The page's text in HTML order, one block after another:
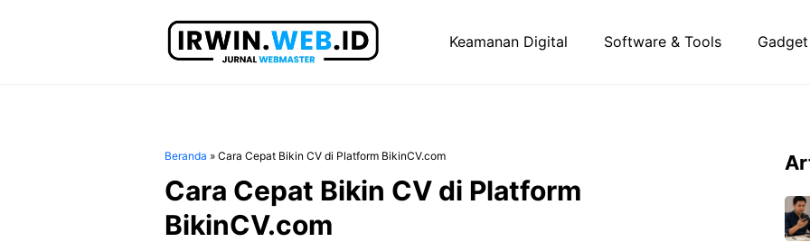
Keamanan Digital Software & Tools Gadget
Beranda » Cara Cepat Bikin CV di Platform BikinCV.com
Cara Cepat Bikin CV di Platform
BikinCV.com